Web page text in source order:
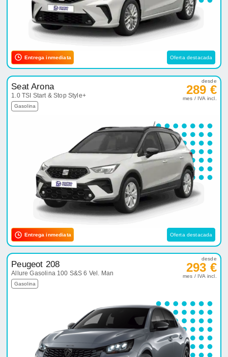
Entrega inmediata Oferta destacada
Seat Arona
1.0 TSI Start & Stop Style+
Gasolina
desde
289 €
mes / IVA incl.
Entrega inmediata Oferta destacada
Peugeot 208
Allure Gasolina 100 S&S 6 Vel. Man
Gasolina
desde
293 €
mes / IVA incl.